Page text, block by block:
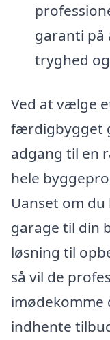
garanti på
tryghed
Ved at vælge
færdigbygget
adgang til en
hele
Uanset om
garage til din
løsning til
så vil de
imødekomme
indhente